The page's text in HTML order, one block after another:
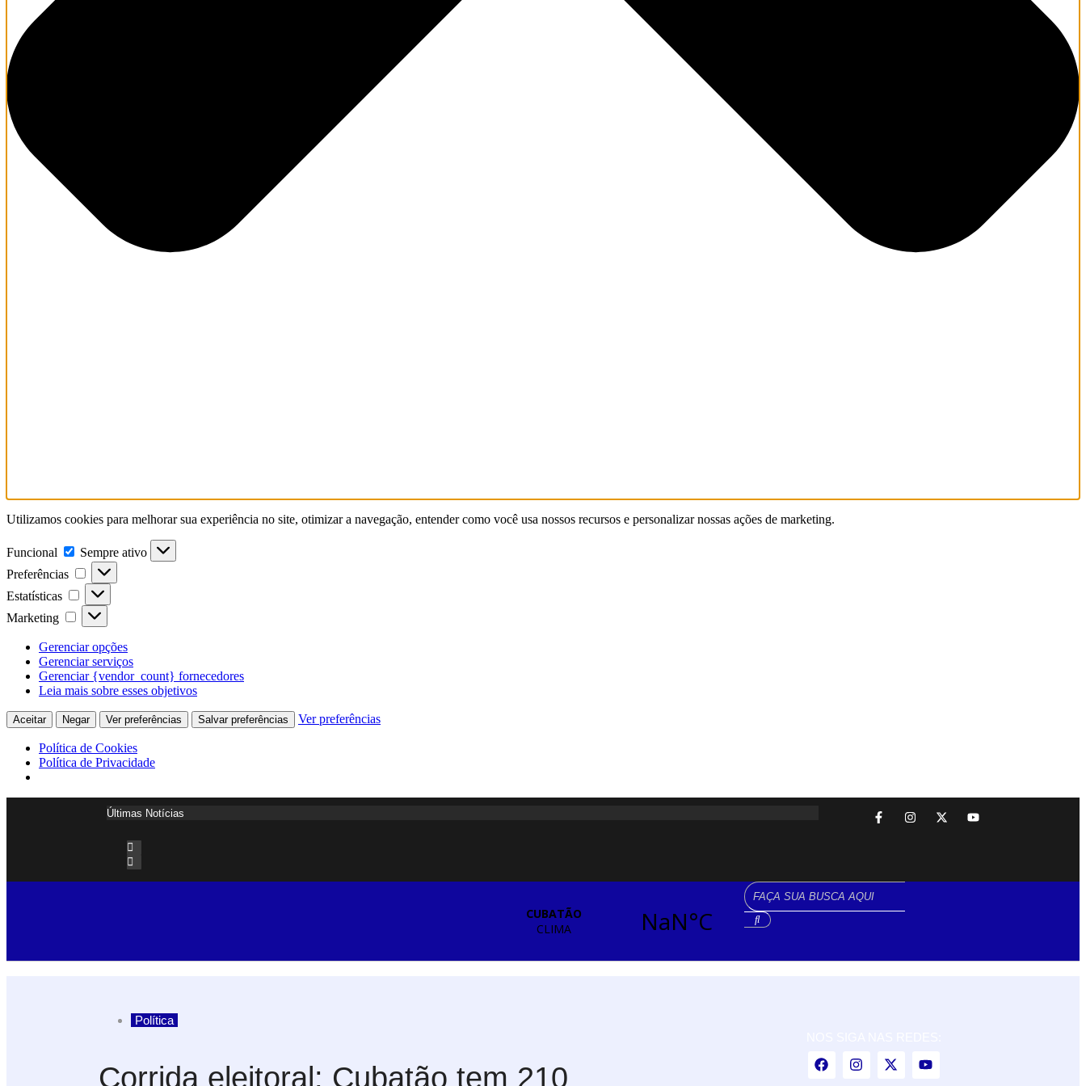
Utilizamos cookies para melhorar sua experiência no site, otimizar a navegação, entender como você usa nossos recursos e personalizar nossas ações de marketing.
Funcional
Sempre ativo
Preferências
Estatísticas
Marketing
Gerenciar opções
Gerenciar serviços
Gerenciar {vendor_count} fornecedores
Leia mais sobre esses objetivos
Aceitar Negar Ver preferências Salvar preferências Ver preferências
Política de Cookies
Política de Privacidade
Últimas Notícias
Política
Corrida eleitoral: Cubatão tem 210